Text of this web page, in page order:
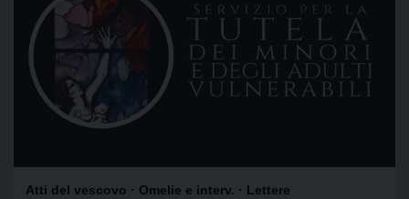
Atti del vescovo · Omelie e interv. · Lettere